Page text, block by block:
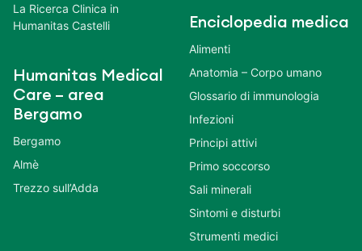
La Ricerca Clinica in
Humanitas Castelli
Humanitas Medical
Care – area
Bergamo
Bergamo
Almè
Trezzo sull’Adda
Enciclopedia medica
Alimenti
Anatomia – Corpo umano
Glossario di immunologia
Infezioni
Principi attivi
Primo soccorso
Sali minerali
Sintomi e disturbi
Strumenti medici